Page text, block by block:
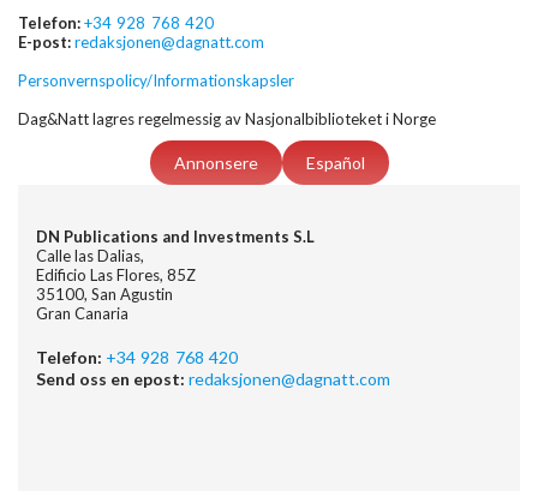
Telefon:+34 928 768 420
E-post:redaksjonen@dagnatt.com
Personvernspolicy/Informationskapsler
Dag&Natt lagres regelmessig av Nasjonalbiblioteket i Norge
Annonsere Español
DN Publications and Investments S.L
Calle las Dalias,
Edificio Las Flores, 85Z
35100, San Agustin
Gran Canaria
Telefon: +34 928 768 420
Send oss en epost: redaksjonen@dagnatt.com